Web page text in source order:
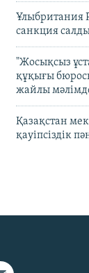
Ұлыбритания
санкция
"Жосықсыз
құқығы
жайлы
Қазақстан
қауіпсіздік